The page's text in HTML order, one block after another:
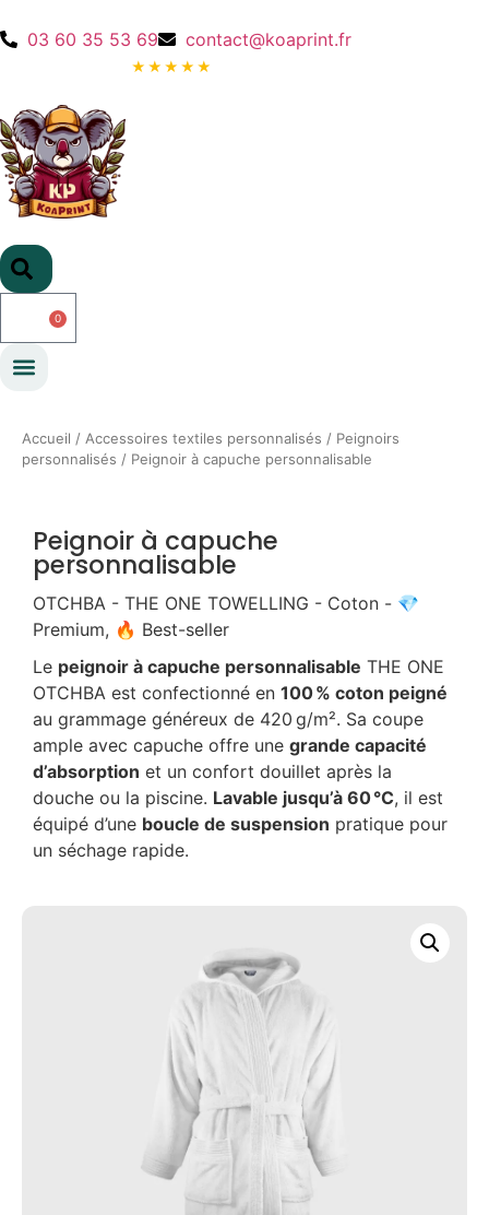
03 60 35 53 69 contact@koaprint.fr
★★★★★
0
Accueil / Accessoires textiles personnalisés / Peignoirs
personnalisés / Peignoir à capuche personnalisable
Peignoir à capuche
personnalisable
OTCHBA - THE ONE TOWELLING - Coton - 💎
Premium, 🔥 Best-seller
Le peignoir à capuche personnalisable THE ONE
OTCHBA est confectionné en 100 % coton peigné
au grammage généreux de 420 g/m². Sa coupe
ample avec capuche offre une grande capacité
d’absorption et un confort douillet après la
douche ou la piscine. Lavable jusqu’à 60 °C, il est
équipé d’une boucle de suspension pratique pour
un séchage rapide.